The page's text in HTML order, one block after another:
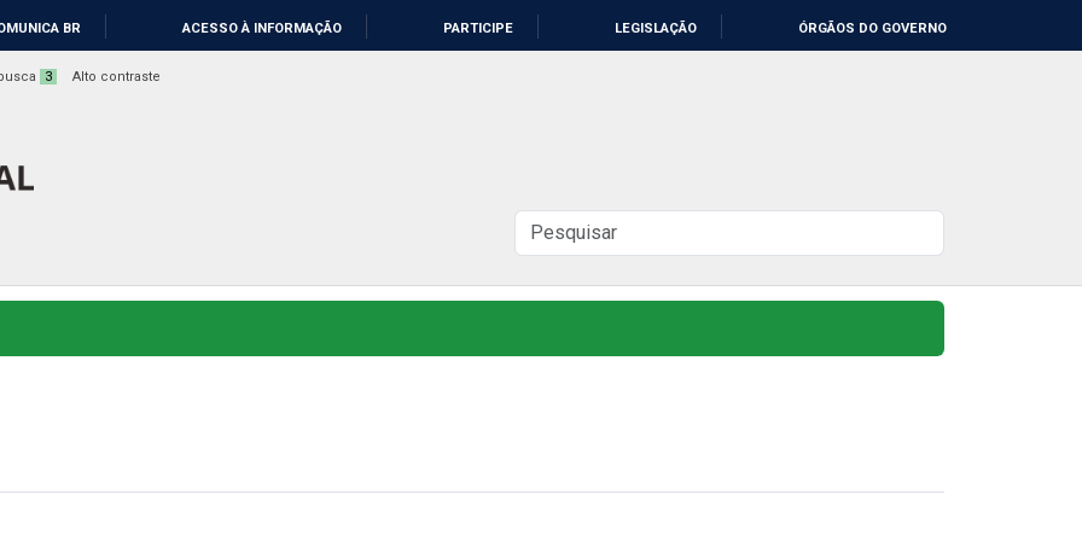
BR ACESSO À INFORMAÇÃO PARTICIPE LEGISLAÇÃO ÓRGÃOS DO GOVERNO
3 Alto contraste
Buscar
no